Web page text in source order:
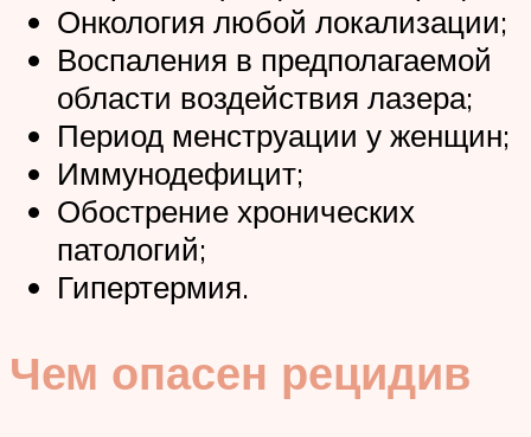
Онкология любой локализации;
Воспаления в предполагаемой
области воздействия лазера;
Период менструации у женщин;
Иммунодефицит;
Обострение хронических
патологий;
Гипертермия.
Чем опасен рецидив